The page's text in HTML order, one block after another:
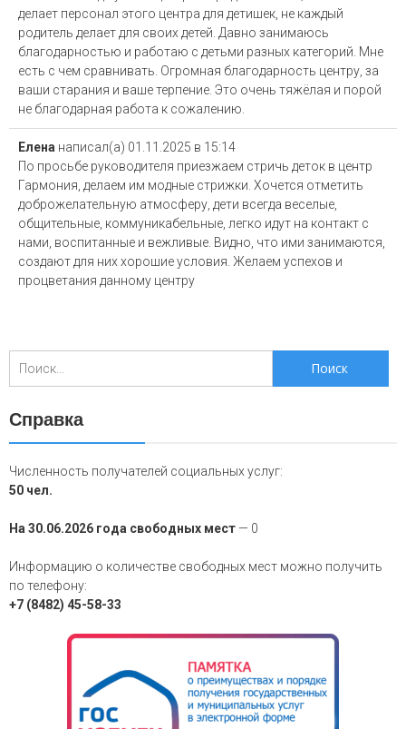
делает персонал этого центра для детишек, не каждый
родитель делает для своих детей. Давно занимаюсь
благодарностью и работаю с детьми разных категорий. Мне
есть с чем сравнивать. Огромная благодарность центру, за
ваши старания и ваше терпение. Это очень тяжёлая и порой
не благодарная работа к сожалению.
Елена написал(а) 01.11.2025 в 15:14
По просьбе руководителя приезжаем стричь деток в центр
Гармония, делаем им модные стрижки. Хочется отметить
доброжелательную атмосферу, дети всегда веселые,
общительные, коммуникабельные, легко идут на контакт с
нами, воспитанные и вежливые. Видно, что ими занимаются,
создают для них хорошие условия. Желаем успехов и
процветания данному центру
для:
Справка
Численность получателей социальных услуг:
50 чел.
На 30.06.2026 года свободных мест — 0
Информацию о количестве свободных мест можно получить
по телефону:
+7 (8482) 45-58-33